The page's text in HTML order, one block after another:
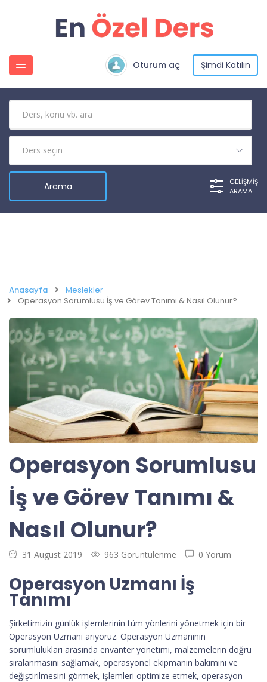
Oturum aç Şimdi Katılın
GELIŞMIŞ
ARAMA
Anasayfa
Meslekler
Operasyon Sorumlusu İş ve Görev Tanımı & Nasıl Olunur?
Operasyon Sorumlusu
İş ve Görev Tanımı &
Nasıl Olunur?
31 August 2019 963 Görüntülenme 0 Yorum
Operasyon Uzmanı İş
Tanımı
Şirketimizin günlük işlemlerinin tüm yönlerini yönetmek için bir
Operasyon Uzmanı arıyoruz. Operasyon Uzmanının
sorumlulukları arasında envanter yönetimi, malzemelerin doğru
sıralanmasını sağlamak, operasyonel ekipmanın bakımını ve
değiştirilmesini görmek, işlemleri optimize etmek, operasyon